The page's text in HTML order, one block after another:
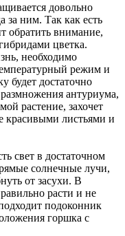
довольно
за ним. Так как есть
обратить внимание,
цветка.
необходимо
режим и
будет достаточно
антуриума,
растение, захочет
красивыми листьями и
свет в достаточном
солнечные лучи,
от засухи. В
расти и не
подоконник
горшка с